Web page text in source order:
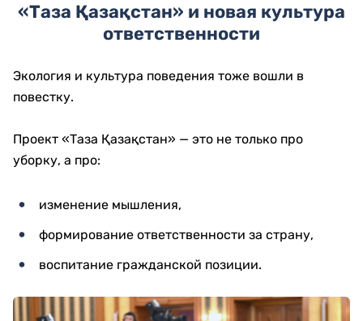
«Таза Қазақстан» и новая культура
ответственности
Экология и культура поведения тоже вошли в
повестку.
Проект «Таза Қазақстан» — это не только про
уборку, а про:
изменение мышления,
формирование ответственности за страну,
воспитание гражданской позиции.